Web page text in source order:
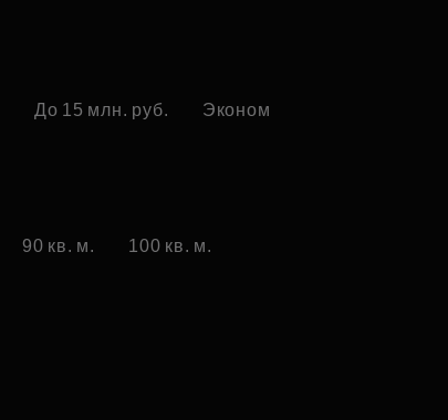
До 15 млн. руб. Эконом
90 кв. м. 100 кв. м.